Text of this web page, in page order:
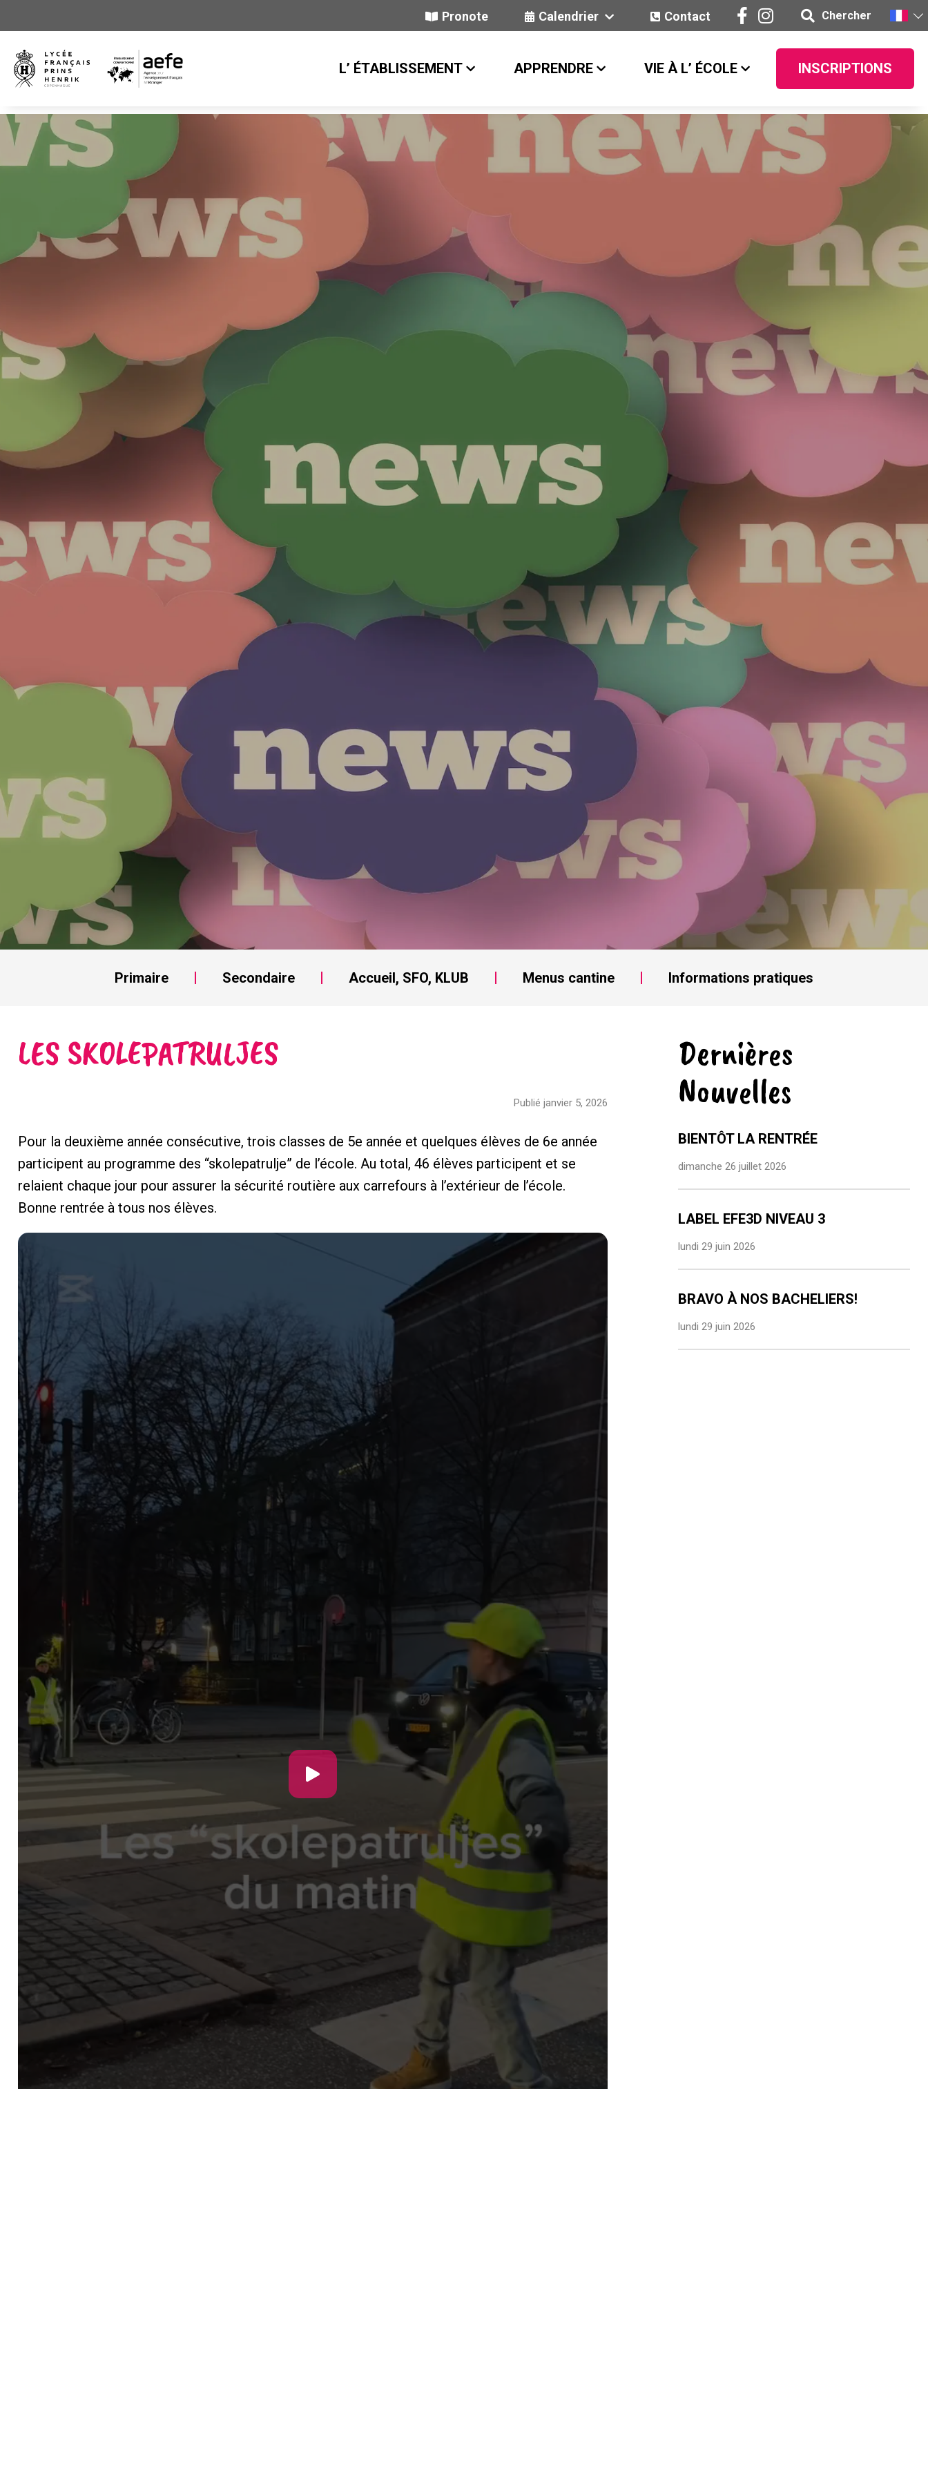
Pronote Calendrier Contact Chercher
L’ ÉTABLISSEMENT APPRENDRE VIE À L’ ÉCOLE INSCRIPTIONS
Primaire Secondaire Accueil, SFO, KLUB Menus cantine Informations pratiques
LES SKOLEPATRULJES
Publié janvier 5, 2026
Pour la deuxième année consécutive, trois classes de 5e année et quelques élèves de 6e année
participent au programme des “skolepatrulje” de l’école. Au total, 46 élèves participent et se
relaient chaque jour pour assurer la sécurité routière aux carrefours à l’extérieur de l’école.
Bonne rentrée à tous nos élèves.
Dernières
Nouvelles
BIENTÔT LA RENTRÉE
dimanche 26 juillet 2026
LABEL EFE3D NIVEAU 3
lundi 29 juin 2026
BRAVO À NOS BACHELIERS!
lundi 29 juin 2026